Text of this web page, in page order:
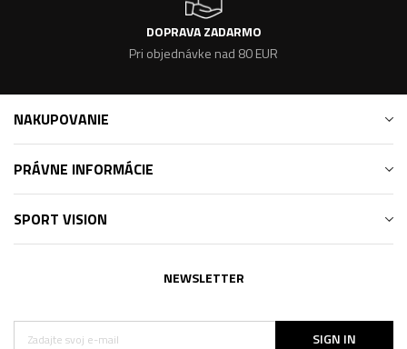
DOPRAVA ZADARMO
Pri objednávke nad 80 EUR
NAKUPOVANIE
PRÁVNE INFORMÁCIE
SPORT VISION
NEWSLETTER
SIGN IN